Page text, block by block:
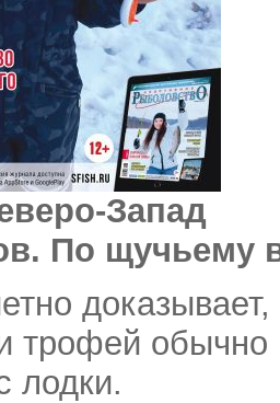
Запад
По щучьему
трофей
лодки.